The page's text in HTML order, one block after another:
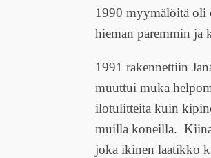
1990 myymälöitä oli
hieman paremmin ja
1991 rakennettiin
muuttui muka
ilotulitteita kuin
muilla koneilla.
joka ikinen laatikko